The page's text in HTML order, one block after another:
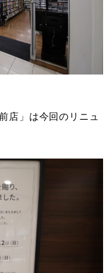
店」は今回のリニュ